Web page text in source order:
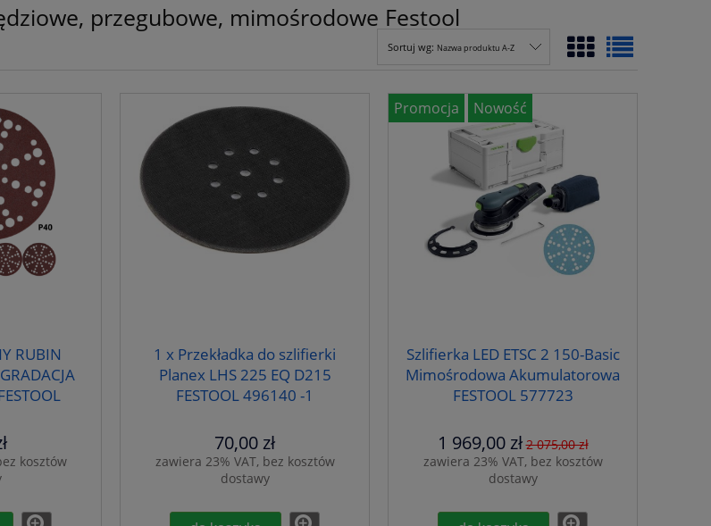
przegubowe, mimośrodowe Festool
Sortuj wg: Nazwa produktu A-Z
RUBIN
kosztów
1 x Przekładka do szlifierki
Planex LHS 225 EQ D215
FESTOOL 496140 -1
70,00 zł
zawiera 23% VAT, bez kosztów
dostawy
Szlifierka LED ETSC 2 150-Basic
Mimośrodowa Akumulatorowa
FESTOOL 577723
1 969,00 zł 2 075,00 zł
zawiera 23% VAT, bez kosztów
dostawy
Promocja Nowość